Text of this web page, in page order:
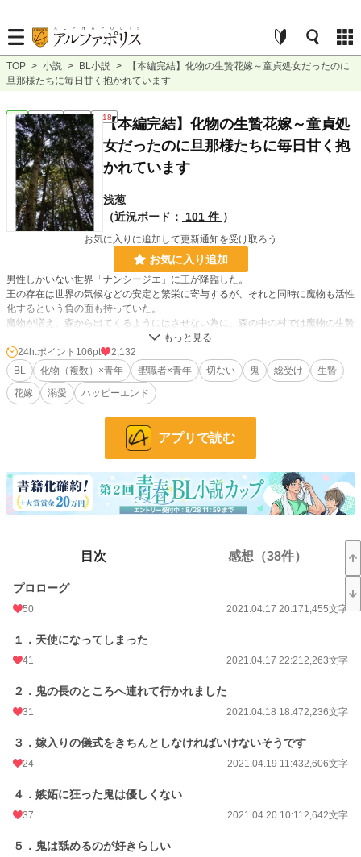
TOP > 小説 > BL小説 >
【本編完結】化物の生贄花嫁～童貞処女だったのに
旦那様たちに毎日甘く抱かれています
BL 連載中 長編 R18
【本編完結】化物の生贄花嫁～童貞処
女だったのに旦那様たちに毎日甘く抱
かれています
浅葱
（近況ボード：
101 件 ）
お気に入りに追加して更新通知を受け取ろう
お気に入り追加
男性しかいない世界「ナンシージエ」に王が降臨した。
王の存在は世界の気候などの安定と繁栄に寄与するが、それと同時に魔物も活性
化するという負の面も持っていた。
魔物が増え、森から出てくるようにはさせない為に、森の中の村では魔物の生贄
となる「天使」になる者を養っていた。
あと五日で「天使」になる予定だったウイは王が降臨したという報を受けて、五
日後人型の魔物である「鬼」に嫁ぐこととなった。
嫁ぐ相手である「鬼」は一体とは限らない。もしかしたら複数に犯されてしまう
かもしれないという不安を抱えながら、ウイは世話係と称する聖職者と共に森の
最初のうちは甘さ控えめですがすぐにどんどん甘くなります。
天使シリーズですが、他の作品との絡みはありません。単体でお楽しみいただけ
童貞処女の青年が見た目悪魔の鬼たちに嫁ぎ、毎日あんあん甘く啼かされてしま
う物語です。
（触手など）も使われたりします。ハッピーエンド。
天使設定：この世界の住人は三十歳までに童貞を失わないと「天使」になり、そ
れは尻穴に男根を受け入れて精を注がれないと死んでしまう。「天使」は尻穴が
いう魔物好みの生態。ただし少しでも傷つけると感染症などにかかって死にやす
くなるので、尻穴以外は大事に扱う必要がある。
詳しい設定については「天使さまの愛で方」参照のこと→https://fujossy.jp/book
s/17868
（同世界観のお話時系列：冴えないサラリーマン～→イケメンだけど短小→巨人
この他に同人誌で発表したもの（完売済）、電子書籍があります。よろろん。
ハル（@rendan_h）さんよりインスピレーションを受けました。ありがとうご
ざいます♪
8/20 本編完結しました！
24h.ポイント 106pt
2,132
BL
化物（複数）×青年 聖職者×青年 切ない 鬼 総受け
生贄
花嫁
溺愛 ハッピーエンド
アプリで読む
目次 感想（38件）
プロローグ
50 2021.04.17 20:171,455文字
１．天使になってしまった
41 2021.04.17 22:212,263文字
２．鬼の長のところへ連れて行かれました
31 2021.04.18 18:472,236文字
３．嫁入りの儀式をきちんとしなければいけないそうです
24 2021.04.19 11:432,606文字
４．嫉妬に狂った鬼は優しくない
37 2021.04.20 10:112,642文字
５．鬼は舐めるのが好きらしい